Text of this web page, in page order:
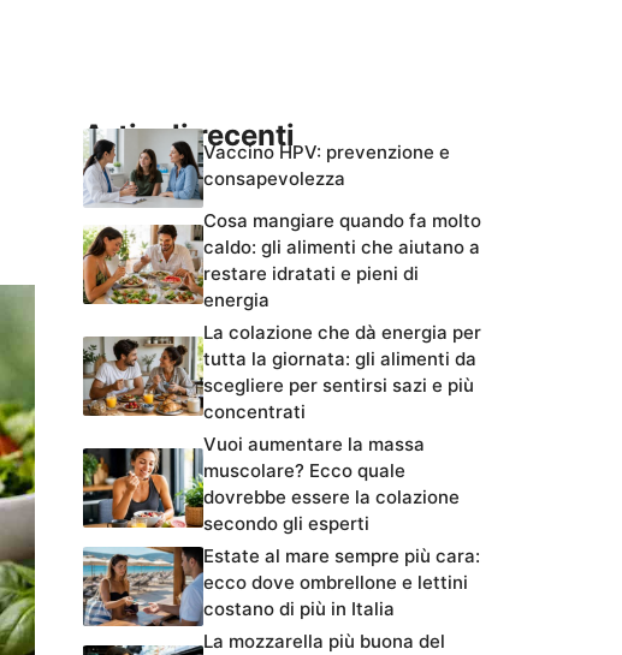
Articoli recentiVaccino HPV: prevenzione e
consapevolezza
Cosa mangiare quando fa molto
caldo: gli alimenti che aiutano a
restare idratati e pieni di
energia
La colazione che dà energia per
tutta la giornata: gli alimenti da
scegliere per sentirsi sazi e più
concentrati
Vuoi aumentare la massa
muscolare? Ecco quale
dovrebbe essere la colazione
secondo gli esperti
Estate al mare sempre più cara:
ecco dove ombrellone e lettini
costano di più in Italia
La mozzarella più buona del